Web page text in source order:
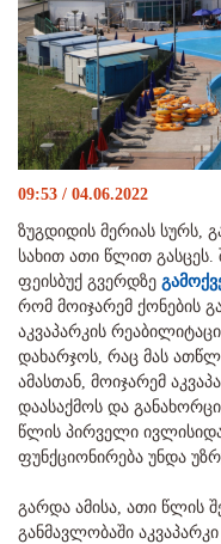
09:53 / 04.06.2022
ზუგდიდის მერიას სურს,
სახით ათი წლით გასცეს.
ფეისბუქ გვერდზე
რომ მოიჯარემ ქონების
აკვაპარკის
დახარჯოს, რაც მას
ამასთან, მოიჯარემ
დაასაქმოს და
წლის პირველი
ფუნქციონირება უნდა
გარდა ამისა, ათი წლის
განმავლობაში